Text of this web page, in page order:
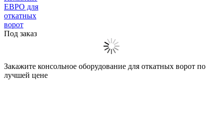
ЕВРО для
откатных
ворот
Под заказ
Закажите консольное оборудование для откатных ворот по
лучшей цене